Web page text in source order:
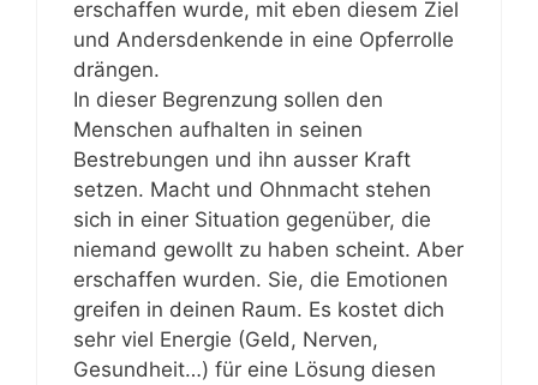
erschaffen wurde, mit eben diesem Ziel
und Andersdenkende in eine Opferrolle
drängen.
In dieser Begrenzung sollen den
Menschen aufhalten in seinen
Bestrebungen und ihn ausser Kraft
setzen. Macht und Ohnmacht stehen
sich in einer Situation gegenüber, die
niemand gewollt zu haben scheint. Aber
erschaffen wurden. Sie, die Emotionen
greifen in deinen Raum. Es kostet dich
sehr viel Energie (Geld, Nerven,
Gesundheit…) für eine Lösung diesen